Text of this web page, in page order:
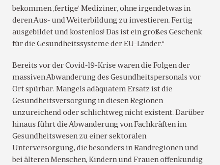
bekommen ‚fertige‘ Mediziner, ohne irgendetwas in
deren Aus- und Weiterbildung zu investieren. Fertig
ausgebildet und kostenlos! Das ist ein großes Geschenk
für die Gesundheitssysteme der EU-Länder.“
Bereits vor der Covid-19-Krise waren die Folgen der
massiven Abwanderung des Gesundheitspersonals vor
Ort spürbar. Mangels adäquatem Ersatz ist die
Gesundheitsversorgung in diesen Regionen
unzureichend oder schlichtweg nicht existent. Darüber
hinaus führt die Abwanderung von Fachkräften im
Gesundheitswesen zu einer sektoralen
Unterversorgung, die besonders in Randregionen und
bei älteren Menschen, Kindern und Frauen offenkundig